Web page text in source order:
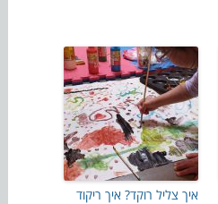
איך צליל רוקד? איך ריקוד